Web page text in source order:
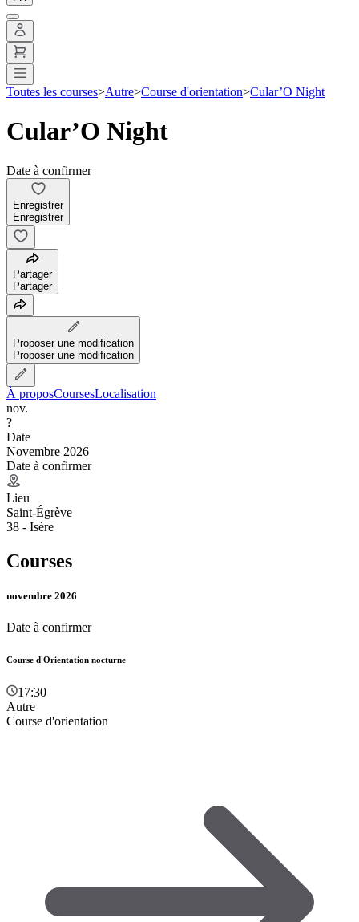
Toutes les courses>Autre>Course d'orientation>Cular’O Night
Cular’O Night
Date à confirmer
Enregistrer
Enregistrer
Partager
Partager
Proposer une modification
Proposer une modification
À proposCoursesLocalisation
nov.
?
Date
Novembre 2026
Date à confirmer
Lieu
Saint-Égrève
38 - Isère
Courses
novembre 2026
Date à confirmer
Course d'Orientation nocturne
17:30
Autre
Course d'orientation